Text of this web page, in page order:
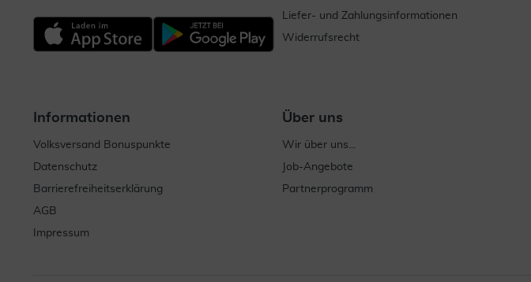
Liefer- und Zahlungsinformationen
Widerrufsrecht
Informationen
Volksversand Bonuspunkte
Datenschutz
Barrierefreiheitserklärung
AGB
Impressum
Über uns
Wir über uns...
Job-Angebote
Partnerprogramm